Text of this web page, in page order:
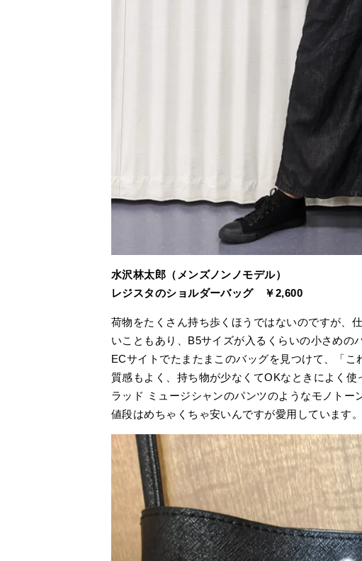
水沢林太郎（メンズノンノモデル）
レジスタのショルダーバッグ
￥2,600
荷物をたくさん持ち歩くほうではないのですが、
いこともあり、B5サイズが入るくらいの小さめの
ECサイトでたまたまこのバッグを見つけて、「
質感もよく、持ち物が少なくてOKなときによく
ラッド ミュージシャンのパンツのようなモノトー
値段はめちゃくちゃ安いんですが愛用しています。